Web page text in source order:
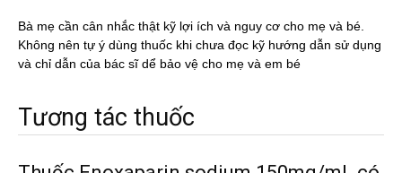
Bà mẹ cần cân nhắc thật kỹ lợi ích và nguy cơ cho mẹ và bé.
Không nên tự ý dùng thuốc khi chưa đọc kỹ hướng dẫn sử dụng
và chỉ dẫn của bác sĩ dể bảo vệ cho mẹ và em bé
Tương tác thuốc